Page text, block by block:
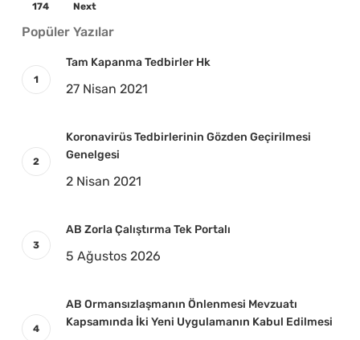
174 Next
Popüler Yazılar
Tam Kapanma Tedbirler Hk
27 Nisan 2021
Koronavirüs Tedbirlerinin Gözden Geçirilmesi
Genelgesi
2 Nisan 2021
AB Zorla Çalıştırma Tek Portalı
5 Ağustos 2026
AB Ormansızlaşmanın Önlenmesi Mevzuatı
Kapsamında İki Yeni Uygulamanın Kabul Edilmesi